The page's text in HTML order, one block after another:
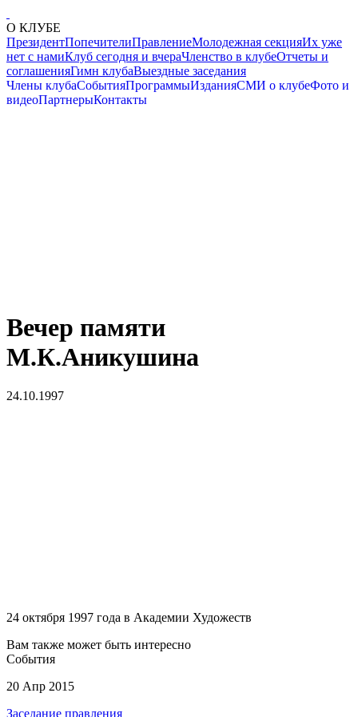
О КЛУБЕ
ПрезидентПопечителиПравлениеМолодежная секцияИх уже
нет с намиКлуб сегодня и вчераЧленство в клубеОтчеты и
соглашенияГимн клубаВыездные заседания
Члены клубаСобытияПрограммыИзданияСМИ о клубеФото и
видеоПартнерыКонтакты
Вечер памяти
М.К.Аникушина
24.10.1997
24 октября 1997 года в Академии Художеств
Вам также может быть интересно
События
20 Апр 2015
Заседание правления